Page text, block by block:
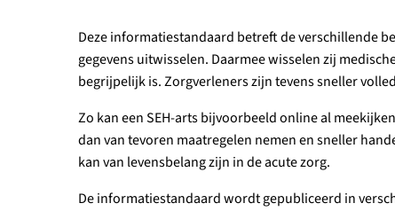
Deze informatiestandaard betreft de verschillende
gegevens uitwisselen. Daarmee wisselen zij
begrijpelijk is. Zorgverleners zijn tevens sneller
Zo kan een SEH-arts bijvoorbeeld online al
dan van tevoren maatregelen nemen en sneller
kan van levensbelang zijn in de acute zorg.
De informatiestandaard wordt gepubliceerd in